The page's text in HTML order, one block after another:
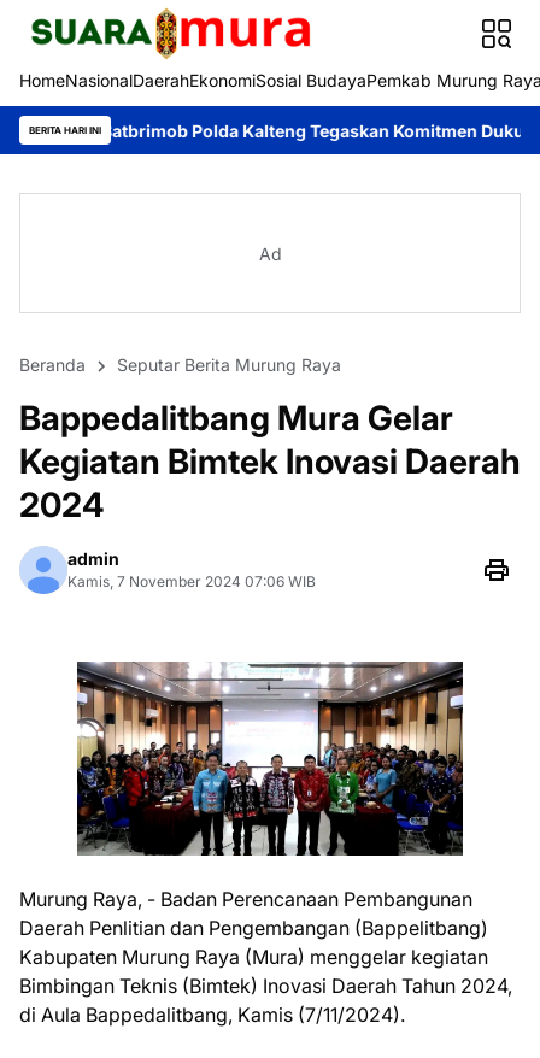
HomeNasionalDaerahEkonomiSosial BudayaPemkab Murung
BERITA HARI INIPolda Kalteng Tegaskan Komitmen Dukung Pencegahan
Ad
Beranda Seputar Berita Murung Raya
Bappedalitbang Mura Gelar
Kegiatan Bimtek Inovasi Daerah
2024
admin
Kamis, 7 November 2024 07:06 WIB
Murung Raya, - Badan Perencanaan Pembangunan
Daerah Penlitian dan Pengembangan (Bappelitbang)
Kabupaten Murung Raya (Mura) menggelar kegiatan
Bimbingan Teknis (Bimtek) Inovasi Daerah Tahun 2024,
di Aula Bappedalitbang, Kamis (7/11/2024).